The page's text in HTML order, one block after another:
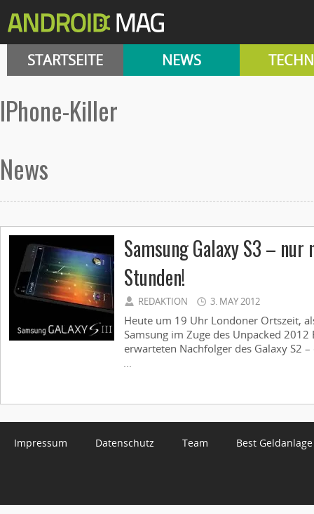
STARTSEITE NEWS
iPhone-Killer
News
Samsung Galaxy S3 – nur
Stunden!
REDAKTION 3. MAY 2012
Heute um 19 Uhr Londoner Ortszeit,
Samsung im Zuge des Unpacked 2012
erwarteten Nachfolger des Galaxy S2
...
Impressum Datenschutz Team Best Geldanlage